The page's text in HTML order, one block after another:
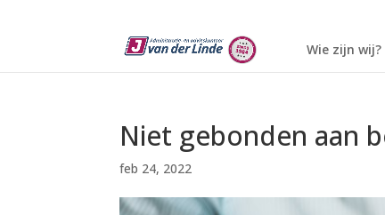
Wie zijn wij?
Niet gebonden aan
feb 24, 2022